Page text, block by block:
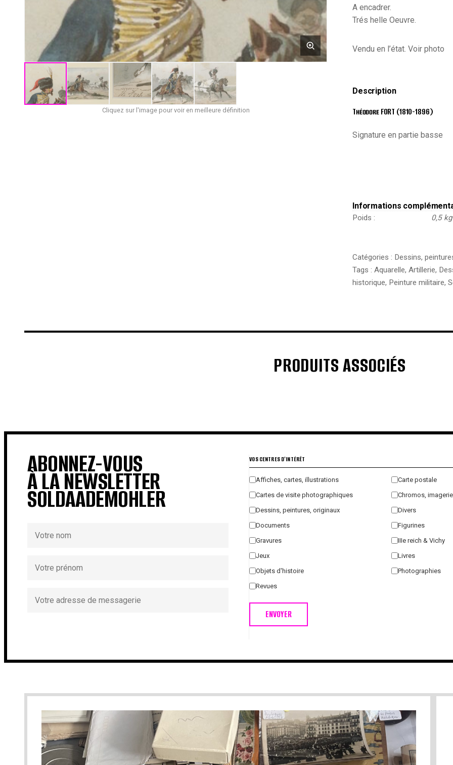
Cliquez sur l'image pour voir en meilleure définition
Empire
-
A encadrer.
Trés helle Oeuvre.
Vendu en l’état. Voir photo
Description
Théodore FORT (1810-1896)
Signature en partie basse
Informations
Poids 0,5 kg
Catégories : Dessins,
Tags : Aquarelle, Artillerie,
historique, Peinture militaire,
PRODUITS ASSOCIÉS
ABONNEZ-VOUS
À LA NEWSLETTER
SOLDAADEMOHLER
VOS CENTRES D'INTÉRÊT
Affiches, cartes, illustrations
Carte postale
Cartes de visite photographiques
Chromos, imagerie
Dessins, peintures, originaux
Divers
Documents
Figurines
Gravures
IIIe reich & Vichy
Jeux
Livres
Objets d'histoire
Photographies
Revues
ENVOYER